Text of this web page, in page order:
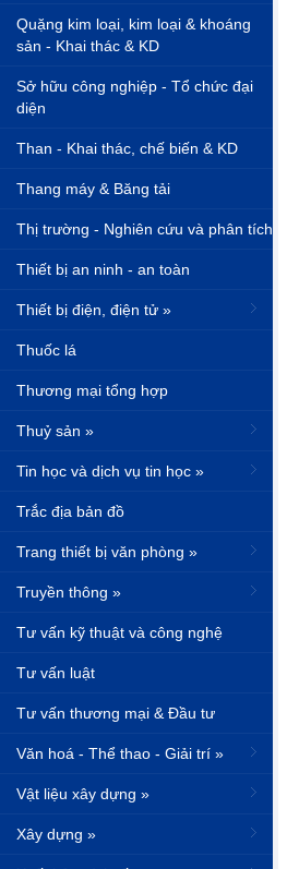
Quặng kim loại, kim loại & khoáng
sản - Khai thác & KD
Sở hữu công nghiệp - Tổ chức đại
diện
Than - Khai thác, chế biến & KD
Thang máy & Băng tải
Thị trường - Nghiên cứu và phân tích
Thiết bị an ninh - an toàn
Thiết bị điện, điện tử »
Thuốc lá
Thương mại tổng hợp
Thuỷ sản »
Tin học và dịch vụ tin học »
Trắc địa bản đồ
Trang thiết bị văn phòng »
Truyền thông »
Tư vấn kỹ thuật và công nghệ
Tư vấn luật
Tư vấn thương mại & Đầu tư
Văn hoá - Thể thao - Giải trí »
Vật liệu xây dựng »
Xây dựng »